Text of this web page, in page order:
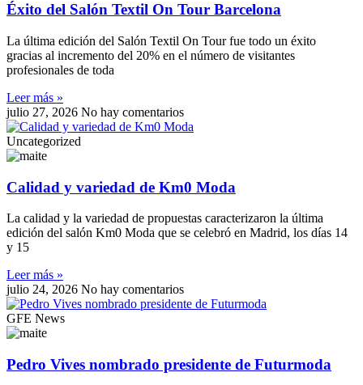
Éxito del Salón Textil On Tour Barcelona
La última edición del Salón Textil On Tour fue todo un éxito
gracias al incremento del 20% en el número de visitantes
profesionales de toda
Leer más »
julio 27, 2026 No hay comentarios
Uncategorized
Calidad y variedad de Km0 Moda
La calidad y la variedad de propuestas caracterizaron la última
edición del salón Km0 Moda que se celebró en Madrid, los días 14
y 15
Leer más »
julio 24, 2026 No hay comentarios
GFE News
Pedro Vives nombrado presidente de Futurmoda